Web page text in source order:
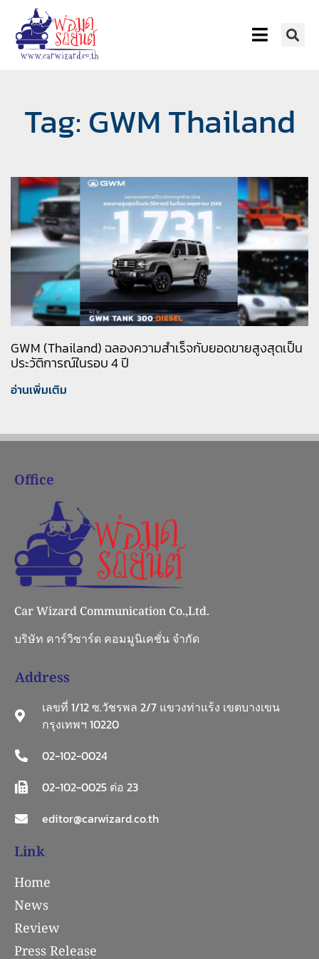
Tag: GWM Thailand
GWM (Thailand) ฉลองความสำเร็จกับยอดขายสูงสุดเป็น
ประวัติการณ์ในรอบ 4 ปี
อ่านเพิ่มเติม
Office
Car Wizard Communication Co.,Ltd.
บริษัท คาร์วิซาร์ด คอมมูนิเคชั่น จำกัด
Address
เลขที่ 1/12 ซ.วัชรพล 2/7 แขวงท่าแร้ง เขตบางเขน
กรุงเทพฯ 10220
02-102-0024
02-102-0025 ต่อ 23
editor@carwizard.co.th
Link
Home
News
Review
Press Release